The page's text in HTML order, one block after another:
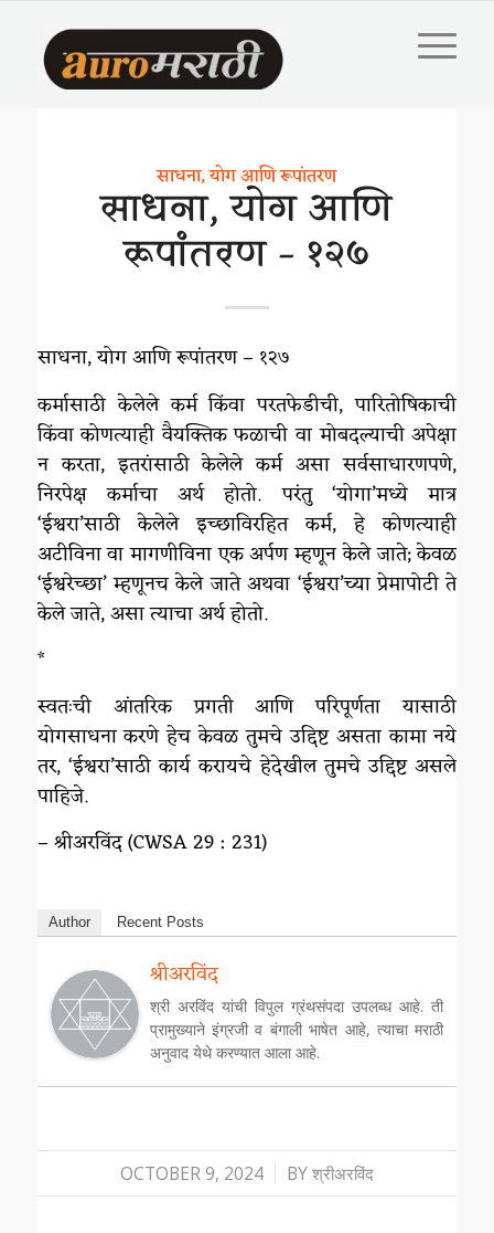
साधना, योग आणि रूपांतरण
साधना, योग आणि
रूपांतरण – १२७
साधना, योग आणि रूपांतरण – १२७
कर्मासाठी केलेले कर्म किंवा परतफेडीची, पारितोषिकाची
किंवा कोणत्याही वैयक्तिक फळाची वा मोबदल्याची अपेक्षा
न करता, इतरांसाठी केलेले कर्म असा सर्वसाधारणपणे,
निरपेक्ष कर्माचा अर्थ होतो. परंतु ‘योगा’मध्ये मात्र
‘ईश्वरा’साठी केलेले इच्छाविरहित कर्म, हे कोणत्याही
अटीविना वा मागणीविना एक अर्पण म्हणून केले जाते; केवळ
‘ईश्वरेच्छा’ म्हणूनच केले जाते अथवा ‘ईश्वरा’च्या प्रेमापोटी ते
केले जाते, असा त्याचा अर्थ होतो.
*
स्वतःची आंतरिक प्रगती आणि परिपूर्णता यासाठी
योगसाधना करणे हेच केवळ तुमचे उद्दिष्ट असता कामा नये
तर, ‘ईश्वरा’साठी कार्य करायचे हेदेखील तुमचे उद्दिष्ट असले
पाहिजे.
– श्रीअरविंद (CWSA 29 : 231)
Author Recent Posts
श्रीअरविंद
श्री अरविंद यांची विपुल ग्रंथसंपदा उपलब्ध आहे. ती
प्रामुख्याने इंग्रजी व बंगाली भाषेत आहे, त्याचा मराठी
अनुवाद येथे करण्यात आला आहे.
OCTOBER 9, 2024
/ BYश्रीअरविंद